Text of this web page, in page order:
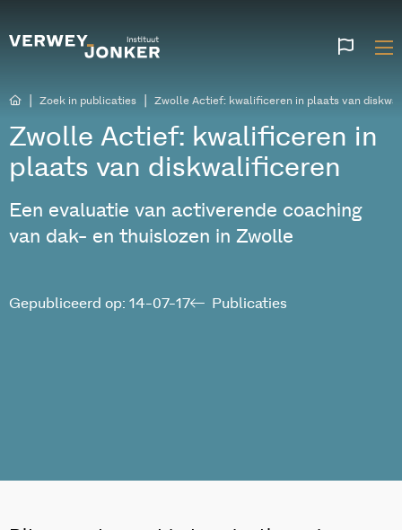
Zoek in publicaties Zwolle Actief: kwalificeren in plaats van
Zwolle Actief: kwalificeren in
plaats van diskwalificeren
Een evaluatie van activerende coaching
van dak- en thuislozen in Zwolle
Publicaties
Gepubliceerd op: 14-07-17